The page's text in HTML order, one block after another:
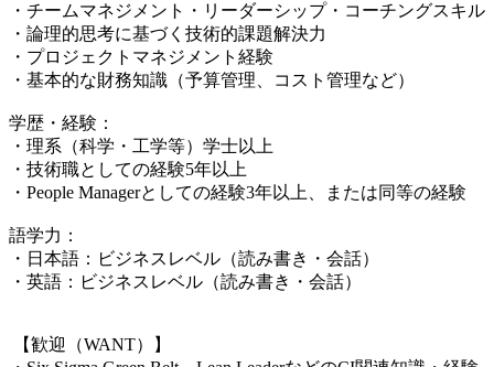
・チームマネジメント・リーダーシップ・コーチングスキル
・論理的思考に基づく技術的課題解決力
・プロジェクトマネジメント経験
・基本的な財務知識（予算管理、コスト管理など）
学歴・経験：
・理系（科学・工学等）学士以上
・技術職としての経験5年以上
・People Managerとしての経験3年以上、または同等の経験
語学力：
・日本語：ビジネスレベル（読み書き・会話）
・英語：ビジネスレベル（読み書き・会話）
【歓迎（WANT）】